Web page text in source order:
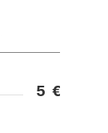
5 €